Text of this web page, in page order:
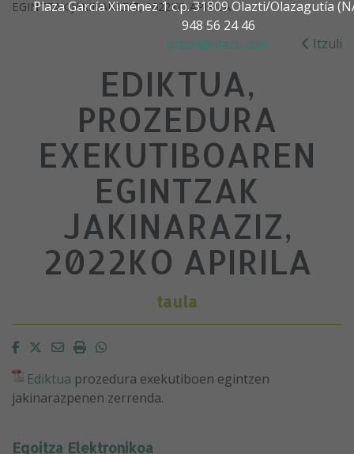
Plaza García Ximénez 1 c.p. 31809 Olazti/Olazagutía
948 56 24 46
olazti@olazti.com
EGINTZAK JAKINARAZIZ, 2022KO APIRILA
Itzuli
EDIKTUA,
PROZEDURA
EXEKUTIBOAREN
EGINTZAK
JAKINARAZIZ,
2022KO APIRILA
taula
Facebook
Twitter
EmailImprimirWhatsapp
Ediktua prozedura exekutiboen egintzen
jakinarazpenen zerrenda.
Egoitza Elektronikoa